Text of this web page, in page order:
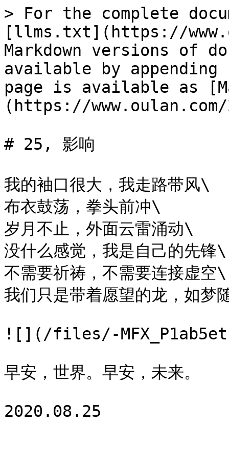
> For the complete
[llms.txt](https://
Markdown versions of
available by
page is available as
(https://
# 25, 影响
我的袖口很大，我走路带风\
布衣鼓荡，拳头前冲\
岁月不止，外面云雷涌动\
没什么感觉，我是自己的先锋\
不需要祈祷，不需要连接虚空\
我们只是带着愿望的龙，如梦
![](/files/-
早安，世界。早安，未来。